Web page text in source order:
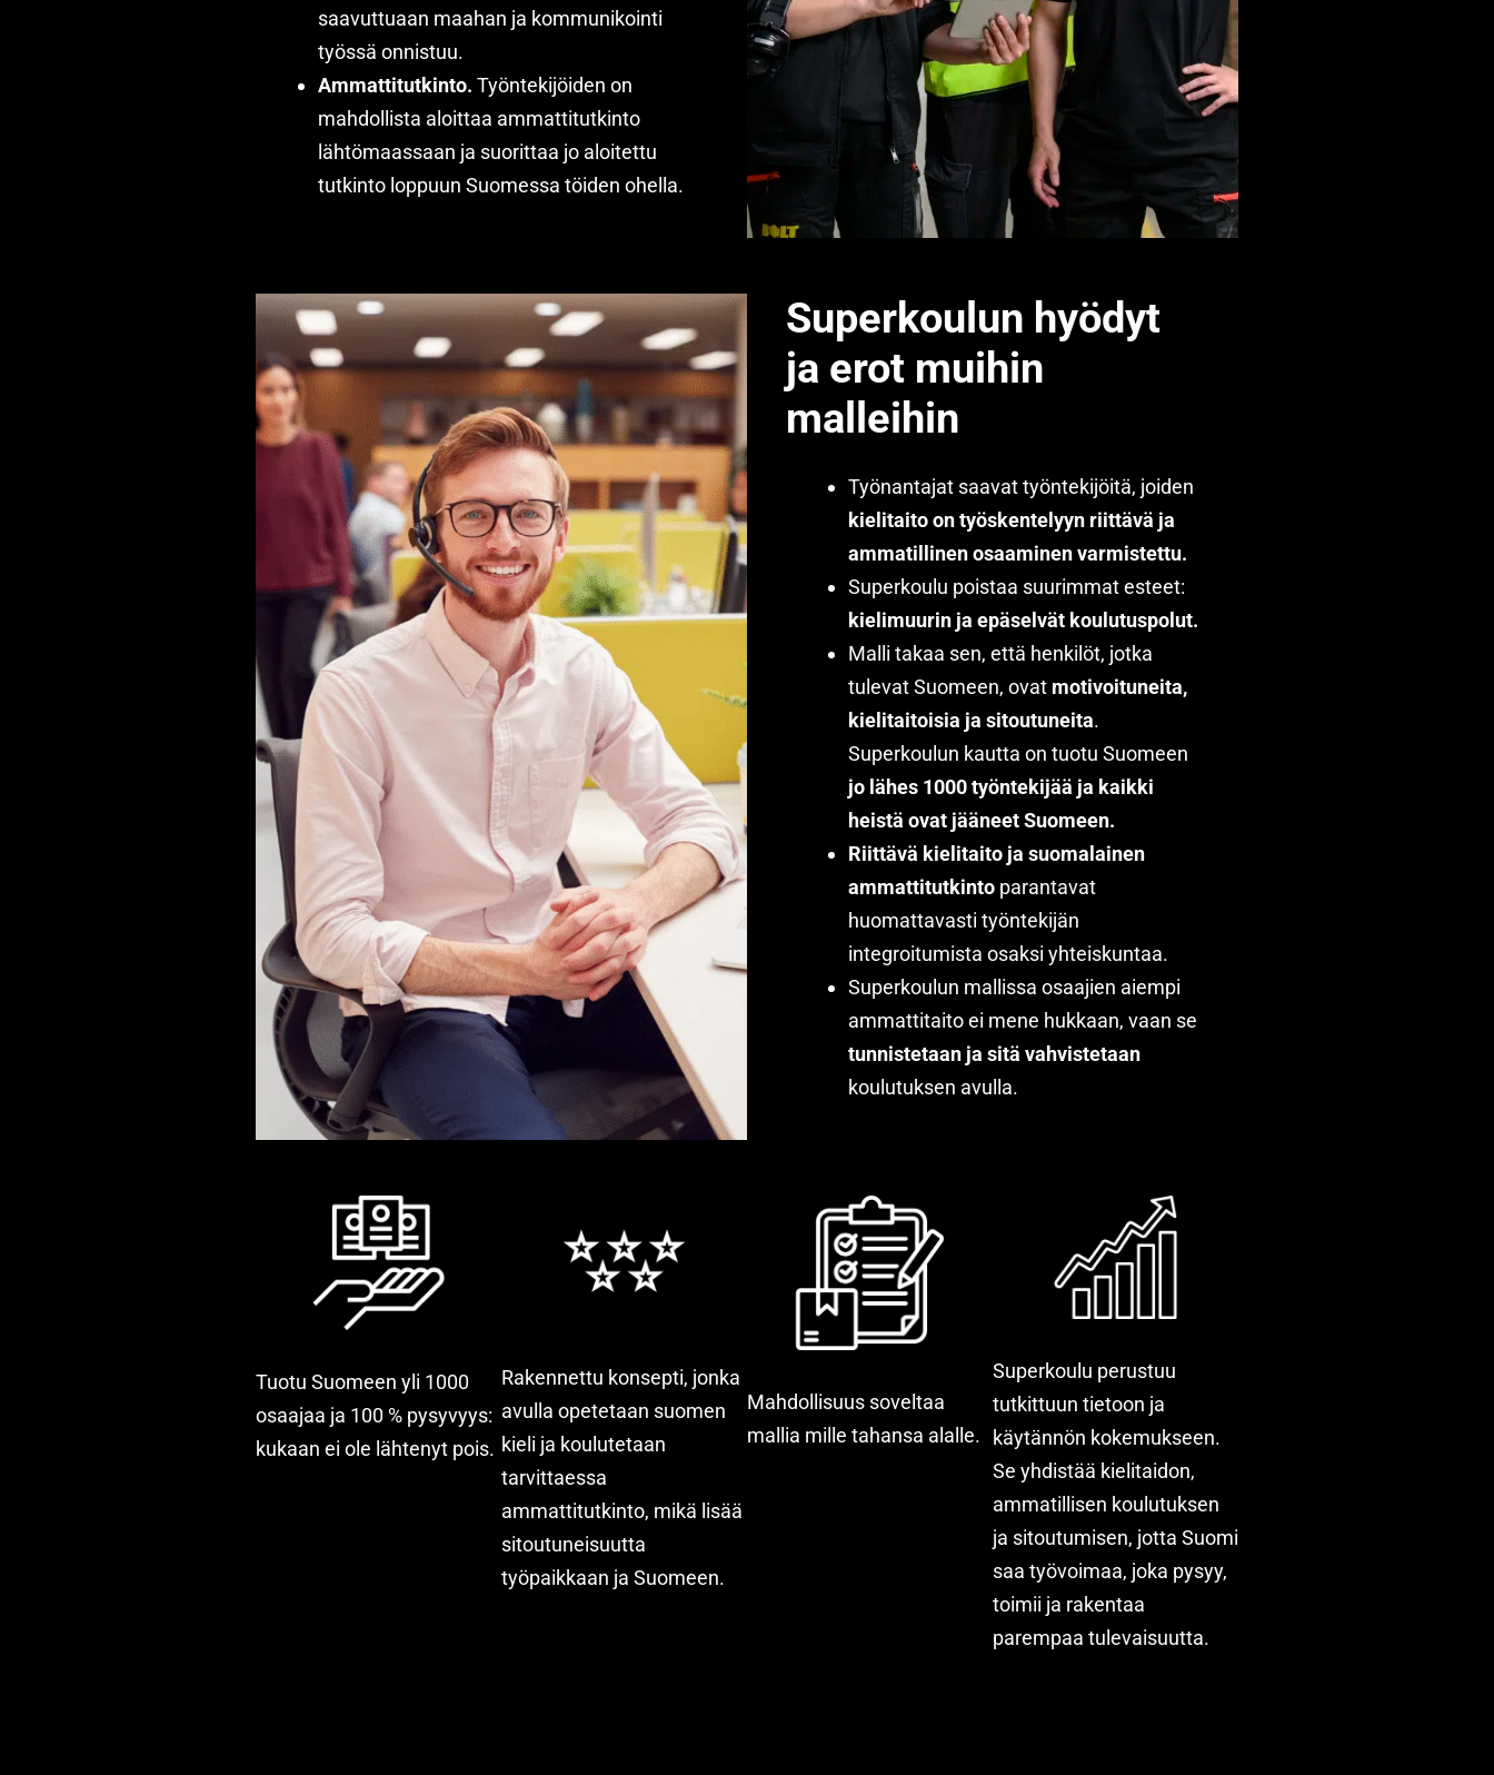
saavuttuaan maahan ja kommunikointi
työssä onnistuu.
Ammattitutkinto. Työntekijöiden on
mahdollista aloittaa ammattitutkinto
lähtömaassaan ja suorittaa jo aloitettu
tutkinto loppuun Suomessa töiden ohella.
Superkoulun hyödyt
ja erot muihin
malleihin
Työnantajat saavat työntekijöitä, joiden
kielitaito on työskentelyyn riittävä ja
ammatillinen osaaminen varmistettu.
Superkoulu poistaa suurimmat esteet:
kielimuurin ja epäselvät koulutuspolut.
Malli takaa sen, että henkilöt, jotka
tulevat Suomeen, ovat motivoituneita,
kielitaitoisia ja sitoutuneita.
Superkoulun kautta on tuotu Suomeen
jo lähes 1000 työntekijää ja kaikki
heistä ovat jääneet Suomeen.
Riittävä kielitaito ja suomalainen
ammattitutkinto parantavat
huomattavasti työntekijän
integroitumista osaksi yhteiskuntaa.
Superkoulun mallissa osaajien aiempi
ammattitaito ei mene hukkaan, vaan se
tunnistetaan ja sitä vahvistetaan
koulutuksen avulla.
Tuotu Suomeen yli 1000
osaajaa ja 100 % pysyvyys:
kukaan ei ole lähtenyt pois.
Rakennettu konsepti, jonka
avulla opetetaan suomen
kieli ja koulutetaan
tarvittaessa
ammattitutkinto, mikä lisää
sitoutuneisuutta
työpaikkaan ja Suomeen.
Mahdollisuus soveltaa
mallia mille tahansa alalle.
Superkoulu perustuu
tutkittuun tietoon ja
käytännön kokemukseen.
Se yhdistää kielitaidon,
ammatillisen koulutuksen
ja sitoutumisen, jotta Suomi
saa työvoimaa, joka pysyy,
toimii ja rakentaa
parempaa tulevaisuutta.